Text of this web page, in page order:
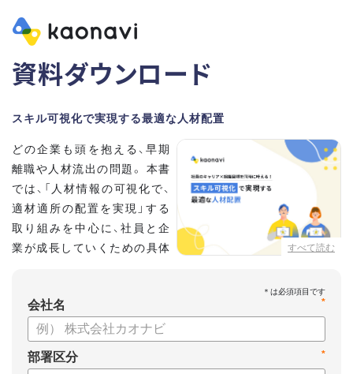
資料ダウンロード
スキル可視化で実現する最適な人材配置
すべて読む
どの企業も頭を抱える、早期
離職や人材流出の問題。 本書
では、「人材情報の可視化で、
適材適所の配置を実現」する
取り組みを中心に、社員と企
業が成長していくための具体
【資料の内容】
・不適切な人員配置の要因と悪影響
・データドリブンな人材配置のメリット
*
会社名
*
部署区分